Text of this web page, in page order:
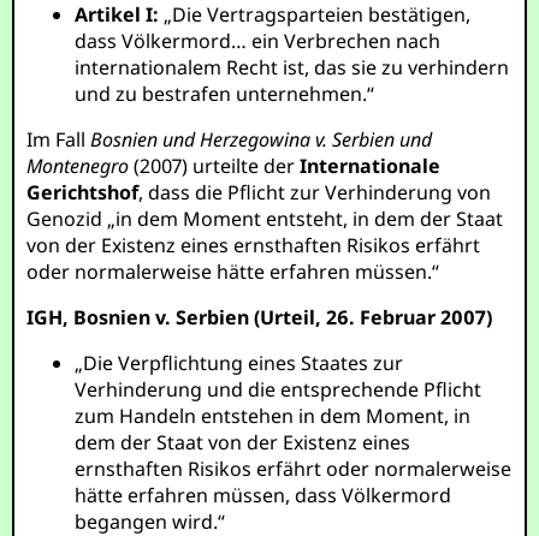
Artikel I: „Die Vertragsparteien bestätigen,
dass Völkermord… ein Verbrechen nach
internationalem Recht ist, das sie zu verhindern
und zu bestrafen unternehmen.“
Im FallBosnien und Herzegowina v. Serbien und
Montenegro(2007) urteilte derInternationale
Gerichtshof, dass die Pflicht zur Verhinderung von
Genozid „in dem Moment entsteht, in dem der Staat
von der Existenz eines ernsthaften Risikos erfährt
oder normalerweise hätte erfahren müssen.“
IGH, Bosnien v. Serbien (Urteil, 26. Februar 2007)
„Die Verpflichtung eines Staates zur
Verhinderung und die entsprechende Pflicht
zum Handeln entstehen in dem Moment, in
dem der Staat von der Existenz eines
ernsthaften Risikos erfährt oder normalerweise
hätte erfahren müssen, dass Völkermord
begangen wird.“